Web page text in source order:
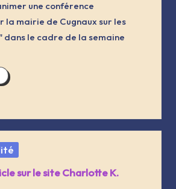
une conférence
la mairie de Cugnaux sur les
dans le cadre de la semaine
sur le site Charlotte K.